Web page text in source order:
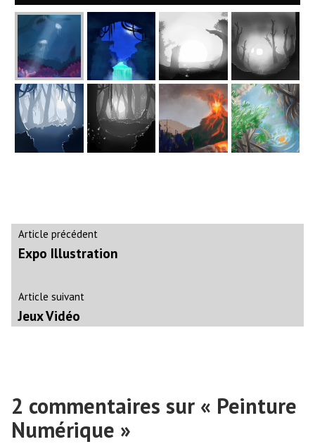
Navigation
de
l’article
Article précédent
précédent :
Expo Illustration
Article suivant
Jeux Vidéo
2 commentaires sur « Peinture
Numérique »